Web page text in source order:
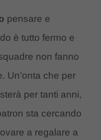
pensare e
è tutto fermo e
non fanno
Un’onta che per
per tanti anni,
sta cercando
a regalare a